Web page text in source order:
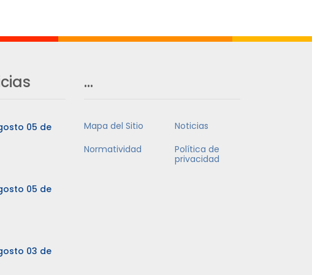
05 de
05 de
03 de
…
Mapa del Sitio
Noticias
Normatividad
Política de
privacidad